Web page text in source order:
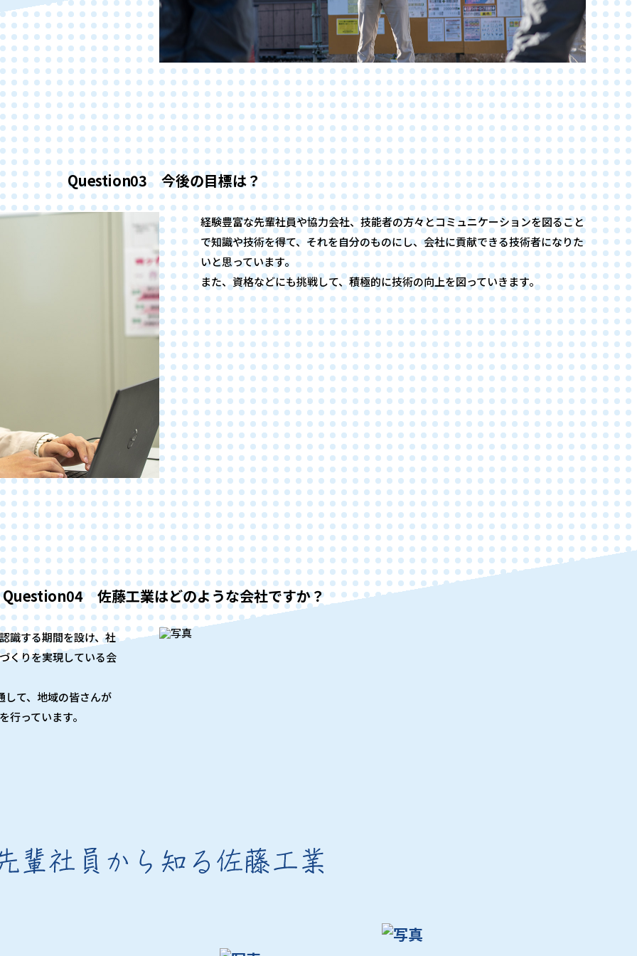
経験豊富な先輩社員や協力会社、技能者の方々とコミュニケーションを図ること
で知識や技術を得て、それを自分のものにし、会社に貢献できる技術者になりた
いと思っています。
また、資格などにも挑戦して、積極的に技術の向上を図っていきます。
識する期間を設け、社
くりを実現している会
して、地域の皆さんが
っています。